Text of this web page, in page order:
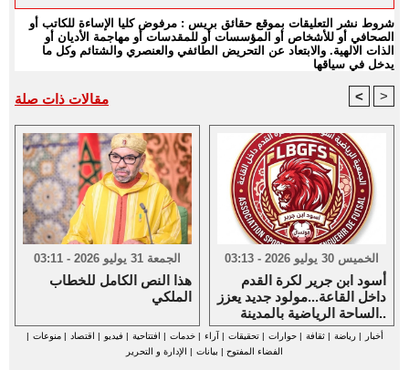
شروط نشر التعليقات بموقع حقائق بريس : مرفوض كليا الإساءة للكاتب أو
الصحافي أو للأشخاص أو المؤسسات أو للمقدسات أو مهاجمة الأديان أو
الذات الالهية. والابتعاد عن التحريض الطائفي والعنصري والشتائم وكل ما
يدخل في سياقها
مقالات ذات صلة < >
الجمعة 31 يوليو 2026 - 03:11
هذا النص الكامل للخطاب
الملكي
الخميس 30 يوليو 2026 - 03:13
أسود ابن جرير لكرة القدم
داخل القاعة...مولود جديد يعزز
الساحة الرياضية بالمدينة..
أخبار |رياضة |ثقافة |حوارات |تحقيقات | آراء |خدمات | افتتاحية | فيديو | اقتصاد |منوعات |
الفضاء المفتوح | بيانات | الإدارة و التحرير